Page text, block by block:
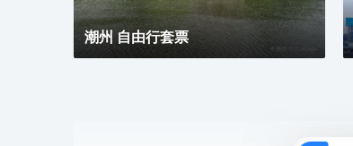
潮州 自由行套票